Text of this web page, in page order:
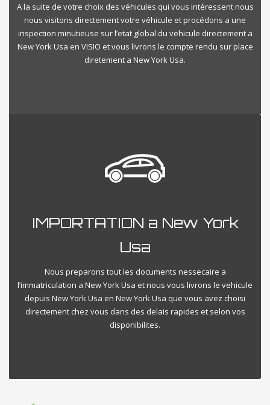
A la suite de votre choix des véhicules qui vous intéressent nous
nous visitons directement votre véhicule et procédons a une
inspection minutieuse sur l’etat global du vehicule directement a
New York Usa en VISIO et vous livrons le compte rendu sur place
diretement a New York Usa.
IMPORTATION a New York
Usa
Nous preparons tout les documents nessecaire a
l’immatriculation a New York Usa et nous vous livrons le vehicule
depuis New York Usa en New York Usa que vous avez choisi
directement chez vous dans des delais rapides et selon vos
disponibilites.